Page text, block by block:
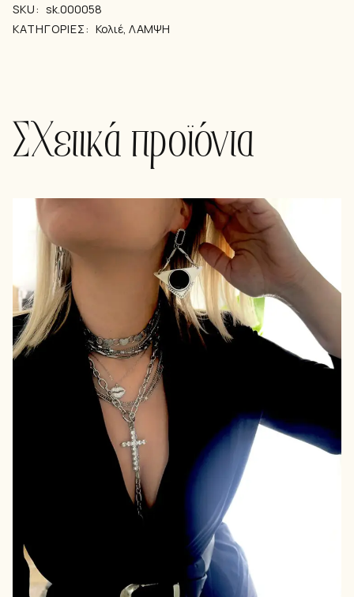
SKU: sk.000058
ΚΑΤΗΓΟΡΊΕΣ: Κολιέ,ΛΑΜΨΗ
Σχετικά προϊόντα